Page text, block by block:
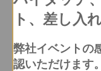
ト、差し入
弊社イベントの
認いただけます。